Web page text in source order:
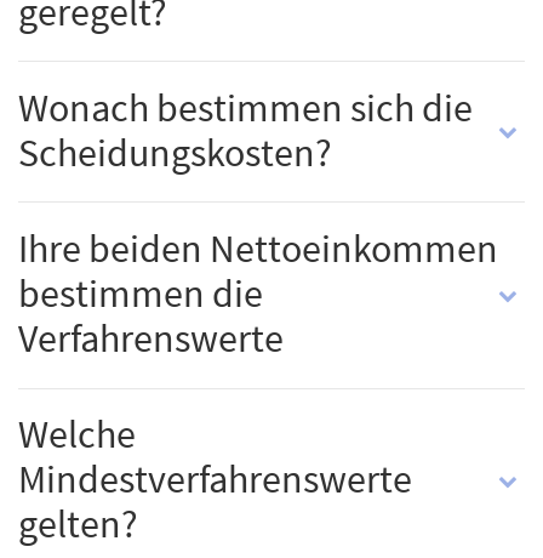
geregelt?
Wonach bestimmen sich die
Scheidungskosten?
Ihre beiden Nettoeinkommen
bestimmen die
Verfahrenswerte
Welche
Mindestverfahrenswerte
gelten?